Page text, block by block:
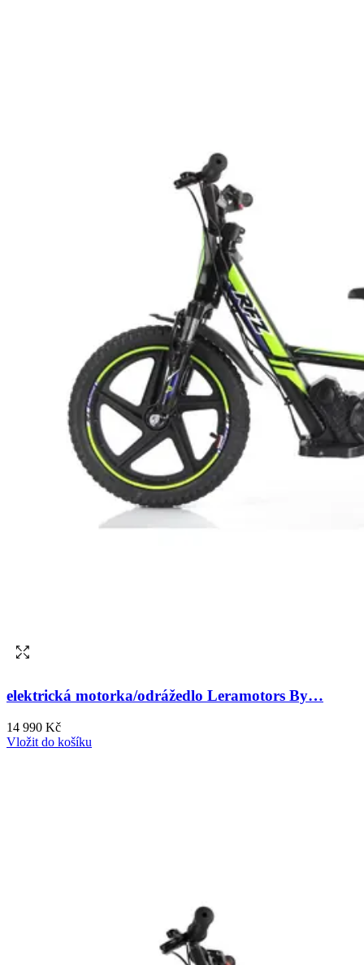
elektrická motorka/odrážedlo Leramotors By…
14 990 Kč
Vložit do košíku